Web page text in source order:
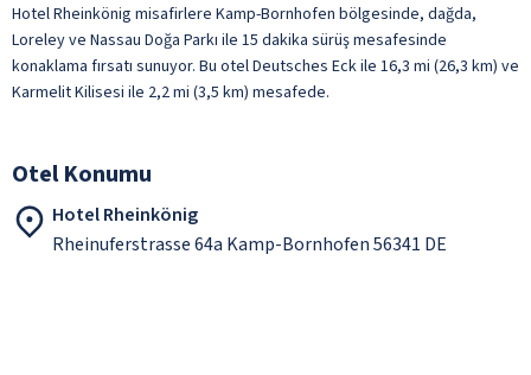
Hotel Rheinkönig misafirlere Kamp-Bornhofen bölgesinde, dağda,
Loreley ve Nassau Doğa Parkı ile 15 dakika sürüş mesafesinde
konaklama fırsatı sunuyor. Bu otel Deutsches Eck ile 16,3 mi (26,3 km) ve
Karmelit Kilisesi ile 2,2 mi (3,5 km) mesafede.
Otel Konumu
Hotel Rheinkönig
Rheinuferstrasse 64a Kamp-Bornhofen 56341 DE